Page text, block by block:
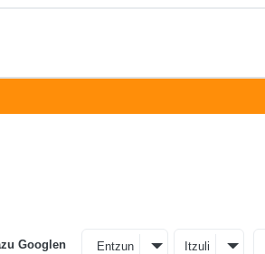
Googlen Entzun Itzuli